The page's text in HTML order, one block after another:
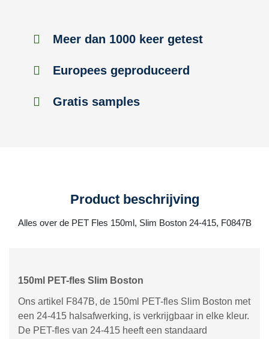
Meer dan 1000 keer getest
Europees geproduceerd
Gratis samples
Product beschrijving
Alles over de PET Fles 150ml, Slim Boston 24-415, F0847B
150ml PET-fles Slim Boston
Ons artikel F847B, de 150ml PET-fles Slim Boston met
een 24-415 halsafwerking, is verkrijgbaar in elke kleur.
De PET-fles van 24-415 heeft een standaard